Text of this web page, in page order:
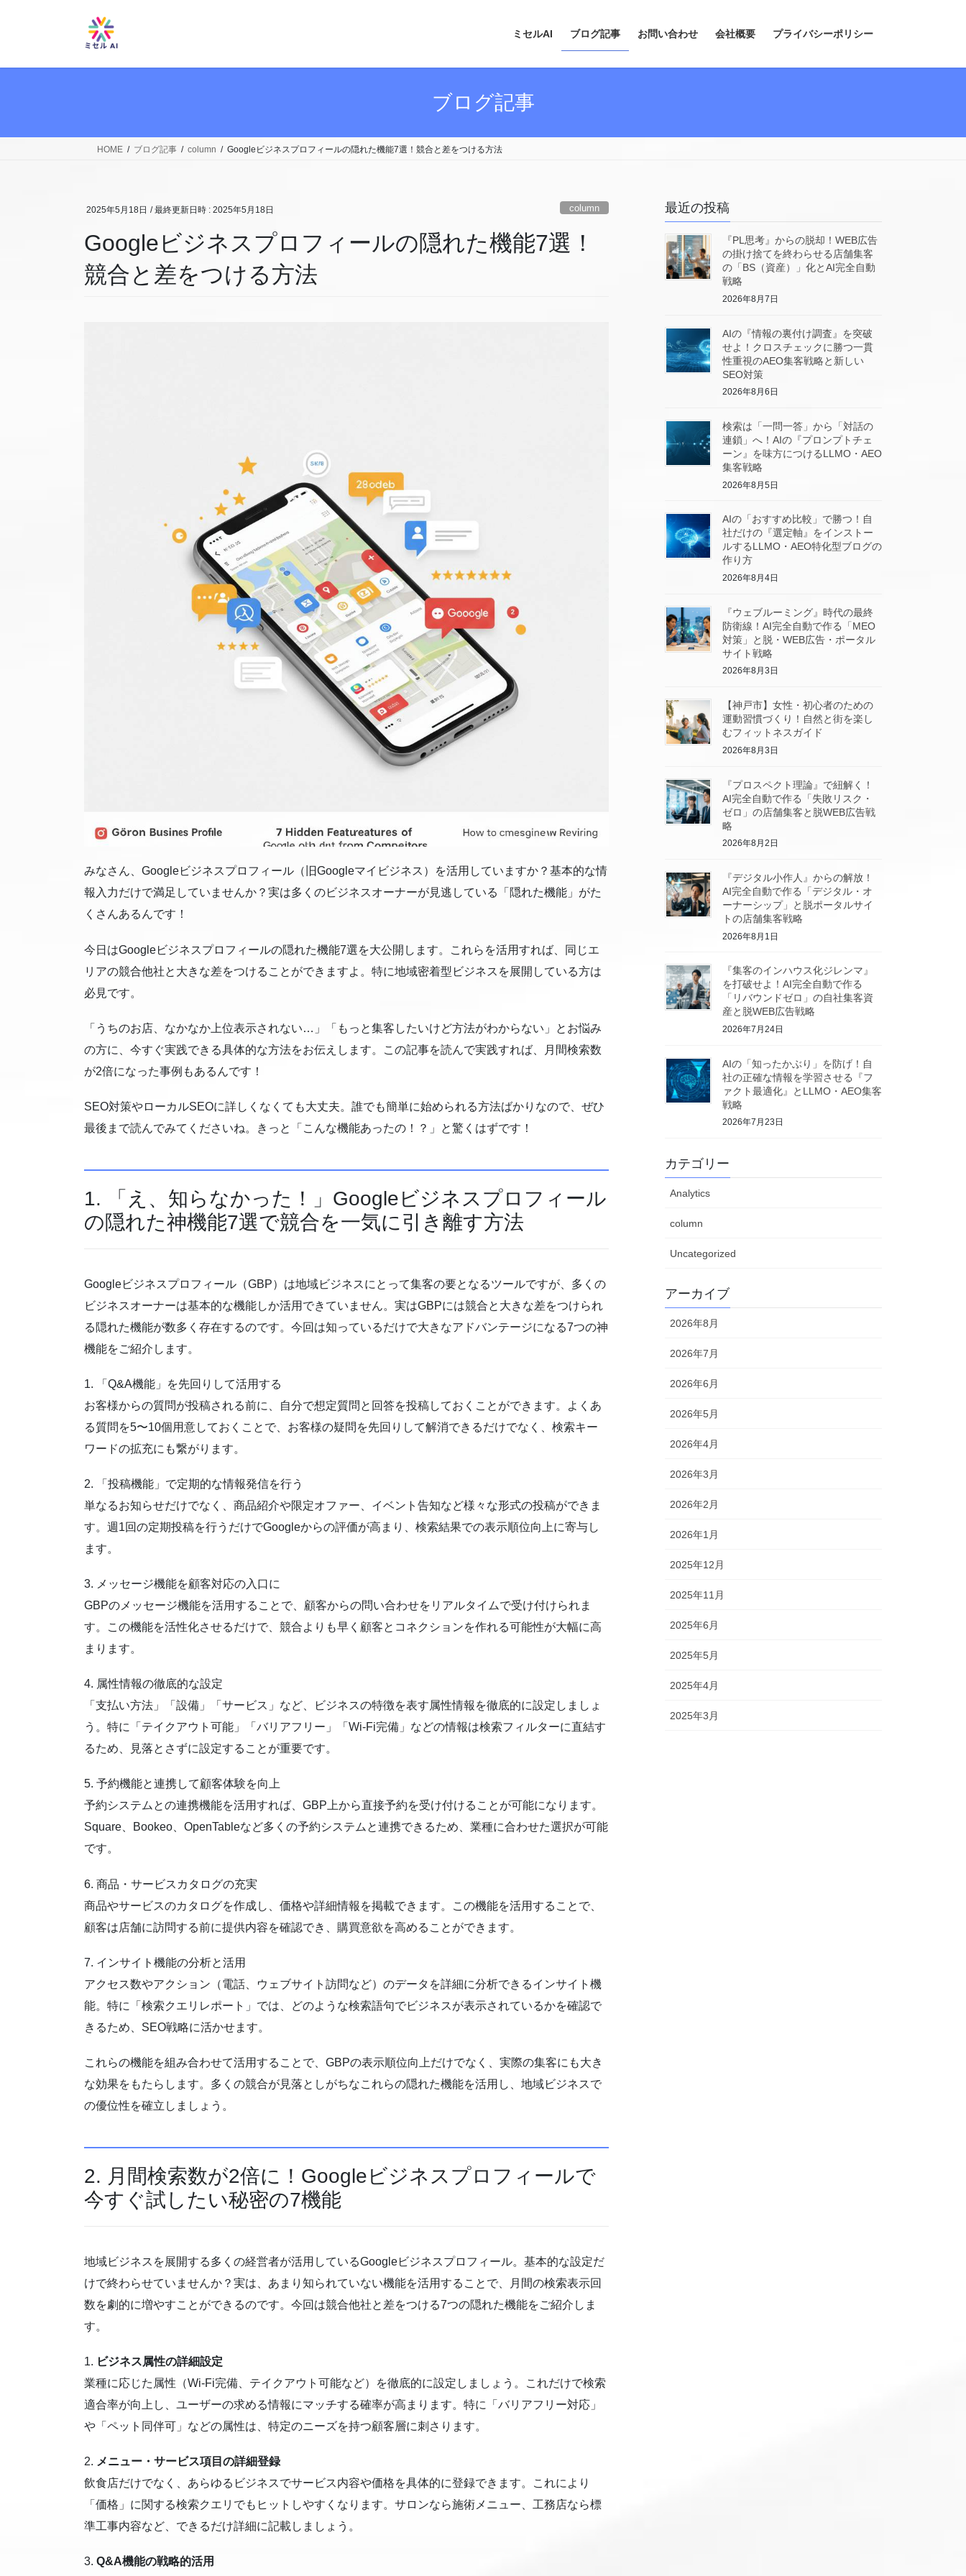
ミセルAI ブログ記事 お問い合わせ 会社概要 プライバシーポリシー
ブログ記事
HOME ブログ記事 column Googleビジネスプロフィールの隠れた機能7選！競合と差をつける方法
2025年5月18日 / 最終更新日時 : 2025年5月18日 column
Googleビジネスプロフィールの隠れた機能7選！
競合と差をつける方法
みなさん、Googleビジネスプロフィール（旧Googleマイビジネス）を活用していますか？基本的な情
報入力だけで満足していませんか？実は多くのビジネスオーナーが見逃している「隠れた機能」がた
くさんあるんです！
今日はGoogleビジネスプロフィールの隠れた機能7選を大公開します。これらを活用すれば、同じエ
リアの競合他社と大きな差をつけることができますよ。特に地域密着型ビジネスを展開している方は
必見です。
「うちのお店、なかなか上位表示されない…」「もっと集客したいけど方法がわからない」とお悩み
の方に、今すぐ実践できる具体的な方法をお伝えします。この記事を読んで実践すれば、月間検索数
が2倍になった事例もあるんです！
SEO対策やローカルSEOに詳しくなくても大丈夫。誰でも簡単に始められる方法ばかりなので、ぜひ
最後まで読んでみてくださいね。きっと「こんな機能あったの！？」と驚くはずです！
1. 「え、知らなかった！」Googleビジネスプロフィール
の隠れた神機能7選で競合を一気に引き離す方法
Googleビジネスプロフィール（GBP）は地域ビジネスにとって集客の要となるツールですが、多くの
ビジネスオーナーは基本的な機能しか活用できていません。実はGBPには競合と大きな差をつけられ
る隠れた機能が数多く存在するのです。今回は知っているだけで大きなアドバンテージになる7つの神
機能をご紹介します。
1. 「Q&A機能」を先回りして活用する
お客様からの質問が投稿される前に、自分で想定質問と回答を投稿しておくことができます。よくあ
る質問を5〜10個用意しておくことで、お客様の疑問を先回りして解消できるだけでなく、検索キー
ワードの拡充にも繋がります。
2. 「投稿機能」で定期的な情報発信を行う
単なるお知らせだけでなく、商品紹介や限定オファー、イベント告知など様々な形式の投稿ができま
す。週1回の定期投稿を行うだけでGoogleからの評価が高まり、検索結果での表示順位向上に寄与し
ます。
3. メッセージ機能を顧客対応の入口に
GBPのメッセージ機能を活用することで、顧客からの問い合わせをリアルタイムで受け付けられま
す。この機能を活性化させるだけで、競合よりも早く顧客とコネクションを作れる可能性が大幅に高
まります。
4. 属性情報の徹底的な設定
「支払い方法」「設備」「サービス」など、ビジネスの特徴を表す属性情報を徹底的に設定しましょ
う。特に「テイクアウト可能」「バリアフリー」「Wi-Fi完備」などの情報は検索フィルターに直結す
るため、見落とさずに設定することが重要です。
5. 予約機能と連携して顧客体験を向上
予約システムとの連携機能を活用すれば、GBP上から直接予約を受け付けることが可能になります。
Square、Bookeo、OpenTableなど多くの予約システムと連携できるため、業種に合わせた選択が可能
です。
6. 商品・サービスカタログの充実
商品やサービスのカタログを作成し、価格や詳細情報を掲載できます。この機能を活用することで、
顧客は店舗に訪問する前に提供内容を確認でき、購買意欲を高めることができます。
7. インサイト機能の分析と活用
アクセス数やアクション（電話、ウェブサイト訪問など）のデータを詳細に分析できるインサイト機
能。特に「検索クエリレポート」では、どのような検索語句でビジネスが表示されているかを確認で
きるため、SEO戦略に活かせます。
これらの機能を組み合わせて活用することで、GBPの表示順位向上だけでなく、実際の集客にも大き
な効果をもたらします。多くの競合が見落としがちなこれらの隠れた機能を活用し、地域ビジネスで
の優位性を確立しましょう。
2. 月間検索数が2倍に！Googleビジネスプロフィールで
今すぐ試したい秘密の7機能
地域ビジネスを展開する多くの経営者が活用しているGoogleビジネスプロフィール。基本的な設定だ
けで終わらせていませんか？実は、あまり知られていない機能を活用することで、月間の検索表示回
数を劇的に増やすことができるのです。今回は競合他社と差をつける7つの隠れた機能をご紹介しま
す。
1. ビジネス属性の詳細設定
業種に応じた属性（Wi-Fi完備、テイクアウト可能など）を徹底的に設定しましょう。これだけで検索
適合率が向上し、ユーザーの求める情報にマッチする確率が高まります。特に「バリアフリー対応」
や「ペット同伴可」などの属性は、特定のニーズを持つ顧客層に刺さります。
2. メニュー・サービス項目の詳細登録
飲食店だけでなく、あらゆるビジネスでサービス内容や価格を具体的に登録できます。これにより
「価格」に関する検索クエリでもヒットしやすくなります。サロンなら施術メニュー、工務店なら標
準工事内容など、できるだけ詳細に記載しましょう。
3. Q&A機能の戦略的活用
最近の投稿
『PL思考』からの脱却！WEB広告
の掛け捨てを終わらせる店舗集客
の「BS（資産）」化とAI完全自動
戦略
2026年8月7日
AIの『情報の裏付け調査』を突破
せよ！クロスチェックに勝つ一貫
性重視のAEO集客戦略と新しい
SEO対策
2026年8月6日
検索は「一問一答」から「対話の
連鎖」へ！AIの『プロンプトチェ
ーン』を味方につけるLLMO・AEO
集客戦略
2026年8月5日
AIの「おすすめ比較」で勝つ！自
社だけの『選定軸』をインストー
ルするLLMO・AEO特化型ブログの
作り方
2026年8月4日
『ウェブルーミング』時代の最終
防衛線！AI完全自動で作る「MEO
対策」と脱・WEB広告・ポータル
サイト戦略
2026年8月3日
【神戸市】女性・初心者のための
運動習慣づくり！自然と街を楽し
むフィットネスガイド
2026年8月3日
『プロスペクト理論』で紐解く！
AI完全自動で作る「失敗リスク・
ゼロ」の店舗集客と脱WEB広告戦
略
2026年8月2日
『デジタル小作人』からの解放！
AI完全自動で作る「デジタル・オ
ーナーシップ」と脱ポータルサイ
トの店舗集客戦略
2026年8月1日
『集客のインハウス化ジレンマ』
を打破せよ！AI完全自動で作る
「リバウンドゼロ」の自社集客資
産と脱WEB広告戦略
2026年7月24日
AIの「知ったかぶり」を防げ！自
社の正確な情報を学習させる『フ
ァクト最適化』とLLMO・AEO集客
戦略
2026年7月23日
カテゴリー
Analytics
column
Uncategorized
アーカイブ
2026年8月
2026年7月
2026年6月
2026年5月
2026年4月
2026年3月
2026年2月
2026年1月
2025年12月
2025年11月
2025年6月
2025年5月
2025年4月
2025年3月